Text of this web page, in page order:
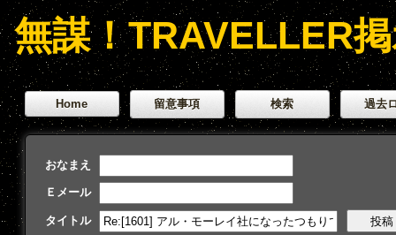
無謀！TRAVELLER
Home 留意事項 検索 過去
おなまえ
Ｅメール
タイトル